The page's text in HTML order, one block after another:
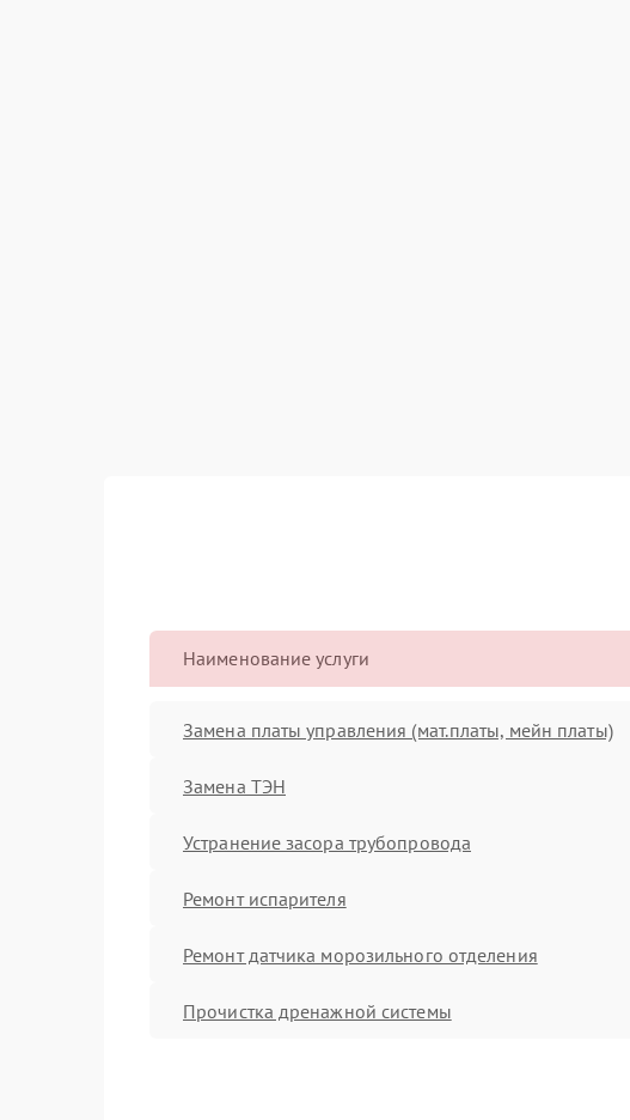
Наименование услуги
Замена платы управления (мат.платы, мейн платы)
Замена ТЭН
Устранение засора трубопровода
Ремонт испарителя
Ремонт датчика морозильного отделения
Прочистка дренажной системы